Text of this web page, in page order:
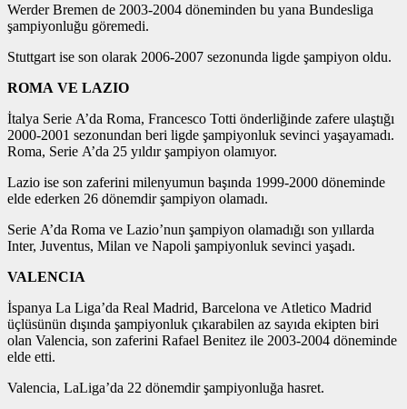
Werder Bremen de 2003-2004 döneminden bu yana Bundesliga
şampiyonluğu göremedi.
Stuttgart ise son olarak 2006-2007 sezonunda ligde şampiyon oldu.
ROMA VE LAZIO
İtalya Serie A’da Roma, Francesco Totti önderliğinde zafere ulaştığı
2000-2001 sezonundan beri ligde şampiyonluk sevinci yaşayamadı.
Roma, Serie A’da 25 yıldır şampiyon olamıyor.
Lazio ise son zaferini milenyumun başında 1999-2000 döneminde
elde ederken 26 dönemdir şampiyon olamadı.
Serie A’da Roma ve Lazio’nun şampiyon olamadığı son yıllarda
Inter, Juventus, Milan ve Napoli şampiyonluk sevinci yaşadı.
VALENCIA
İspanya La Liga’da Real Madrid, Barcelona ve Atletico Madrid
üçlüsünün dışında şampiyonluk çıkarabilen az sayıda ekipten biri
olan Valencia, son zaferini Rafael Benitez ile 2003-2004 döneminde
elde etti.
Valencia, LaLiga’da 22 dönemdir şampiyonluğa hasret.